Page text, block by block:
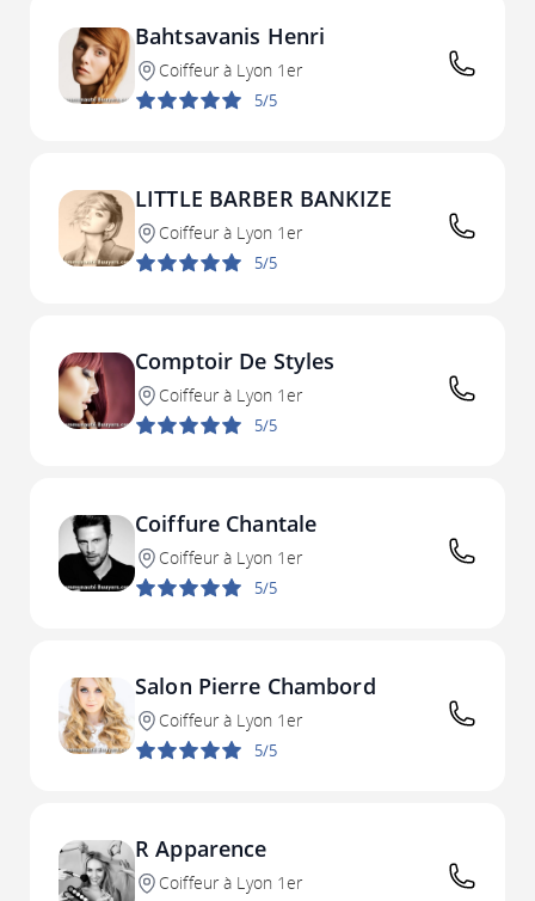
Bahtsavanis Henri
Coiffeur à Lyon 1er
5/5
LITTLE BARBER BANKIZE
Coiffeur à Lyon 1er
5/5
Comptoir De Styles
Coiffeur à Lyon 1er
5/5
Coiffure Chantale
Coiffeur à Lyon 1er
5/5
Salon Pierre Chambord
Coiffeur à Lyon 1er
5/5
R Apparence
Coiffeur à Lyon 1er